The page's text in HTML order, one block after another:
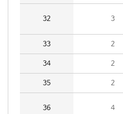
32 3
33 2
34 2
35 2
36 4